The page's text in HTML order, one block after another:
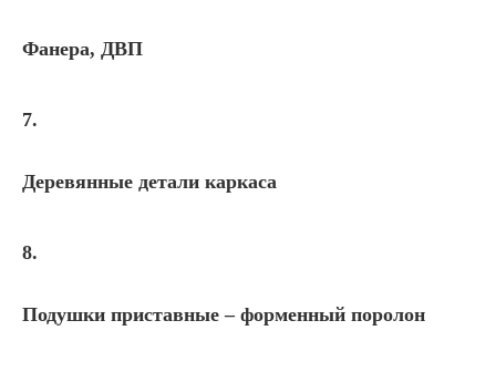
Фанера, ДВП
7.
Деревянные детали каркаса
8.
Подушки приставные – форменный поролон